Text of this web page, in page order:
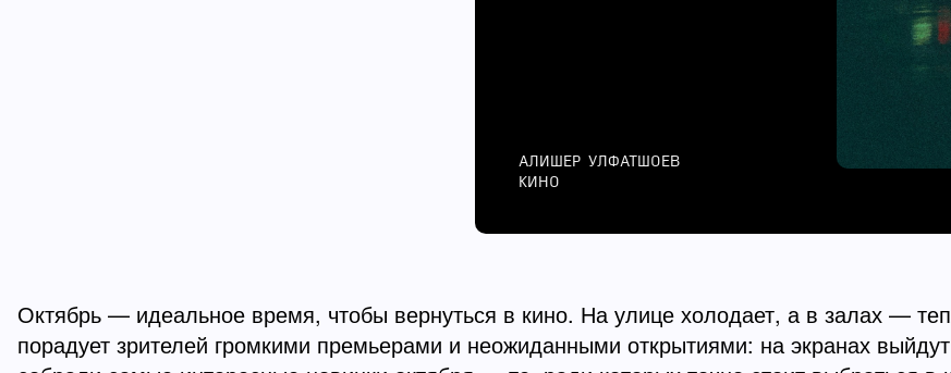
АЛИШЕР УЛФАТШОЕВ
КИНО
Октябрь — идеальное время, чтобы вернуться в кино. На улице холодает, а в залах —
порадует зрителей громкими премьерами и неожиданными открытиями: на экранах